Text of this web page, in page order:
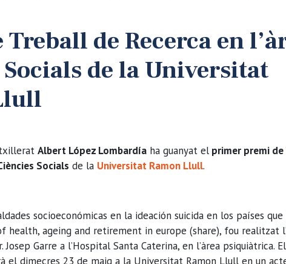
de Recerca en
de la Universitat
Albert López Lombardía ha guanyat el primer premi
Socials de la Universitat Ramon Llull.
socioeconómicas en la ideación suicida en los países
health, ageing and retirement in europe (share), fou realitzat
Garre a l’Hospital Santa Caterina, en l’àrea psiquiàtrica.
el dimecres 23 de maig a la Universitat Ramon Llull en un